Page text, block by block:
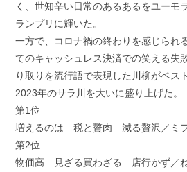
く、世知辛い日常のあるあるをユーモ
ランプリに輝いた。
一方で、コロナ禍の終わりを感じられ
てのキャッシュレス決済での笑える失
り取りを流行語で表現した川柳がベス
2023年のサラ川を大いに盛り上げた。
第1位
増えるのは 税と贅肉 減る贅沢／ミフ
第2位
物価高 見ざる買わざる 店行かず／ね